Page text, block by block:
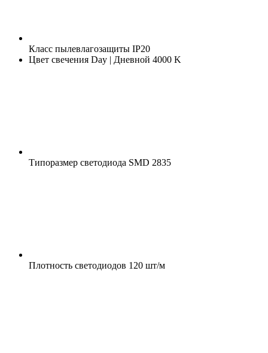
Класс пылевлагозащиты IP20
Цвет свечения Day | Дневной 4000 K
Типоразмер светодиода SMD 2835
Плотность светодиодов 120 шт/м